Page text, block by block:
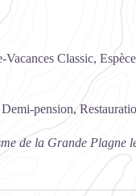
Classic,
pension,
de la Grande Plagne